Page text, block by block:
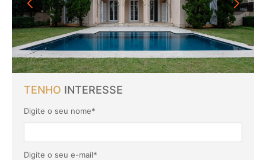
TENHO INTERESSE
Digite o seu nome*
Digite o seu e-mail*